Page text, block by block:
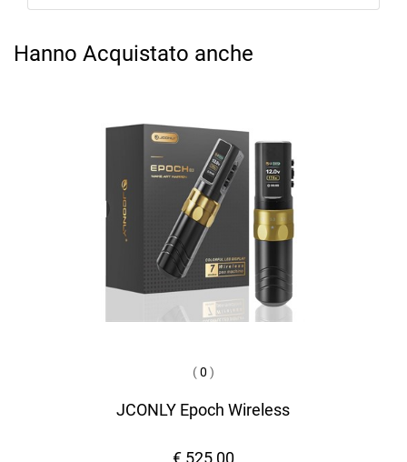
Hanno Acquistato anche
(0 )
JCONLY Epoch Wireless
€ 525,00